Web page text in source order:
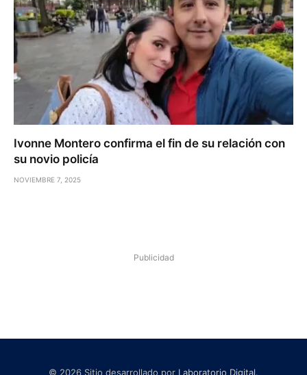
Ivonne Montero confirma el fin de su relación con
su novio policía
NOVIEMBRE 7, 2025
Publicidad
© 2026 Sitio desarrollado por Laboratorio Digital.